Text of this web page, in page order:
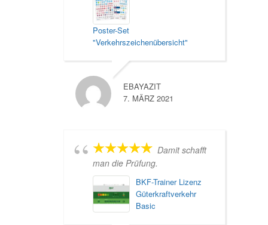
Poster-Set
"Verkehrszeichenübersicht"
EBAYAZIT
7. MÄRZ 2021
Damit schafft
man die Prüfung.
BKF-Trainer Lizenz
Güterkraftverkehr
Basic